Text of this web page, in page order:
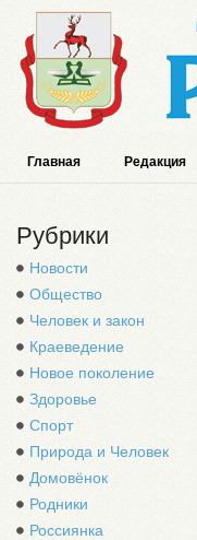
Главная Редакция
Рубрики
Новости
Общество
Человек и закон
Краеведение
Новое поколение
Здоровье
Спорт
Природа и Человек
Домовёнок
Родники
Россиянка